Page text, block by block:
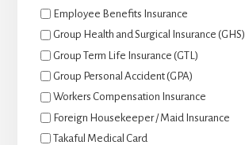
Employee Benefits Insurance
Group Health and Surgical Insurance (GHS)
Group Term Life Insurance (GTL)
Group Personal Accident (GPA)
Workers Compensation Insurance
Foreign Housekeeper / Maid Insurance
Takaful Medical Card